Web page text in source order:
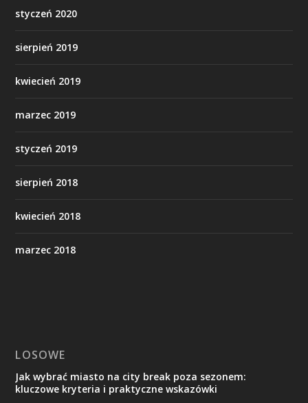
styczeń 2020
sierpień 2019
kwiecień 2019
marzec 2019
styczeń 2019
sierpień 2018
kwiecień 2018
marzec 2018
LOSOWE
Jak wybrać miasto na city break poza sezonem:
kluczowe kryteria i praktyczne wskazówki